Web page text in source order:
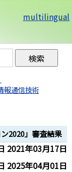
multilingual
報通信技術
2020」審査結果
2021年03月17日
2025年04月01日